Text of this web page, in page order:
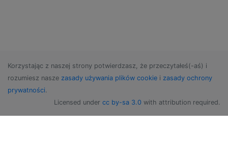
Korzystając z naszej strony potwierdzasz, że przeczytałeś(-aś) i
rozumiesz nasze zasady używania plików cookie i zasady ochrony
prywatności.
Licensed under cc by-sa 3.0 with attribution required.